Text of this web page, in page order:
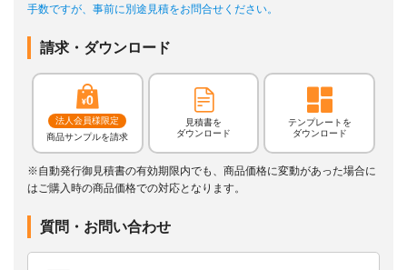
手数ですが、事前に別途見積をお問合せください。
請求・ダウンロード
法人会員様限定
商品サンプルを請求
見積書を
ダウンロード
テンプレートを
ダウンロード
※自動発行御見積書の有効期限内でも、商品価格に変動があった場合に
はご購入時の商品価格での対応となります。
質問・お問い合わせ